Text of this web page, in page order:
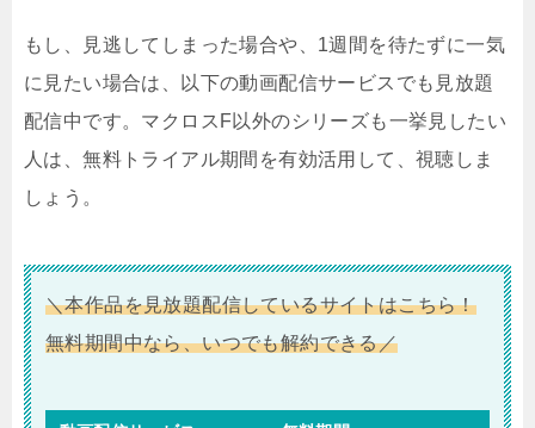
もし、見逃してしまった場合や、1週間を待たずに一気
に見たい場合は、以下の動画配信サービスでも見放題
配信中です。マクロスF以外のシリーズも一挙見したい
人は、無料トライアル期間を有効活用して、視聴しま
しょう。
＼本作品を見放題配信しているサイトはこちら！
無料期間中なら、いつでも解約できる／